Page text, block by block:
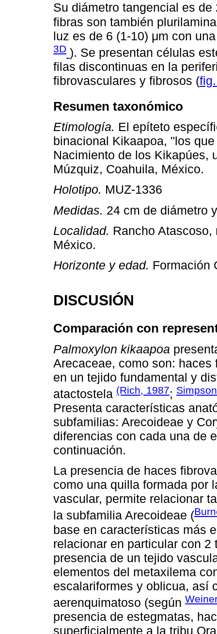
Su diámetro tangencial es de
fibras son también
luz es de 6 (1-10) μm con
3D ). Se presentan células
filas discontinuas en la
fibrovasculares y fibrosos (
Resumen taxonómico
Etimología. El epíteto
binacional Kikaapoa, "los
Nacimiento de los Kikapúes,
Múzquiz, Coahuila, México.
Holotipo. MUZ-1336
Medidas. 24 cm de diámetro
Localidad. Rancho
México.
Horizonte y edad. Formación
DISCUSIÓN
Comparación con
Palmoxylon kikaapoa
Arecaceae, como son:
en un tejido fundamental y
atactostela (Rich, 1987;
Presenta características
subfamilias: Arecoideae y
diferencias con cada una de
continuación.
La presencia de haces
como una quilla formada por
vascular, permite relacionar
la subfamilia Arecoideae (
base en características más
relacionar en particular con
presencia de un tejido
elementos del metaxilema
escalariformes y oblicua, así
aerenquimatoso (según
presencia de estegmatas,
superficialmente a la tribu